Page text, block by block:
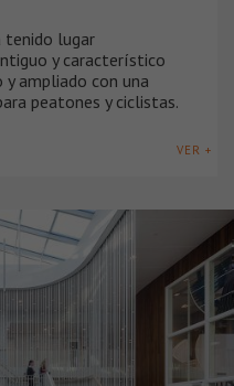
tenido lugar
y característico
y ampliado con una
peatones y ciclistas.
VER +